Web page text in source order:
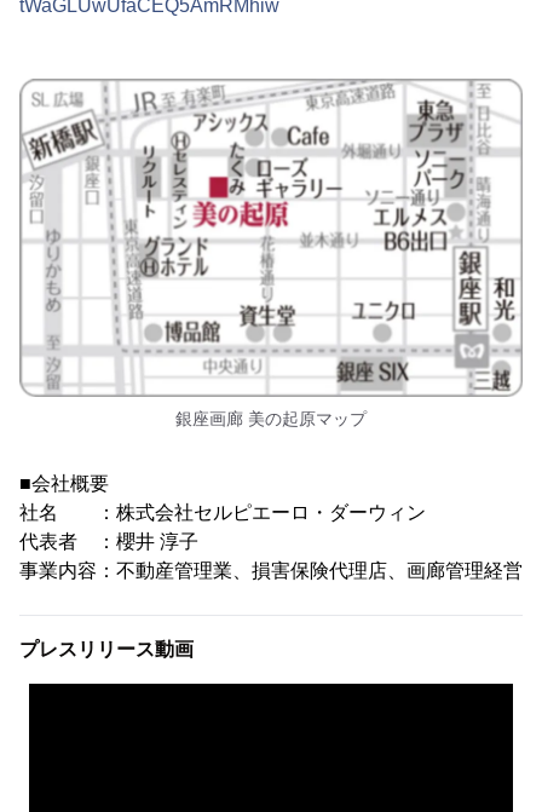
tWaGLUwUfaCEQ5AmRMhiw
銀座画廊 美の起原マップ
■会社概要
社名 ：株式会社セルピエーロ・ダーウィン
代表者 ：櫻井 淳子
事業内容：不動産管理業、損害保険代理店、画廊管理経営
プレスリリース動画